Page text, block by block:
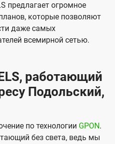
предлагает огромное
которые позволяют
даже самых
всемирной сетью.
работающий
Подольский,
по технологии GPON.
без света, ведь мы